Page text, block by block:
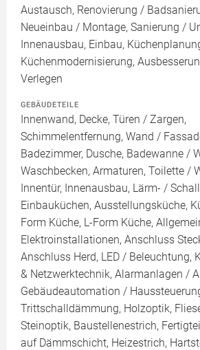
Austausch, Renovierung /
Neueinbau / Montage, Sanierung /
Innenausbau, Einbau,
Küchenmodernisierung,
Verlegen
GEBÄUDETEILE
Innenwand, Decke, Türen / Zargen,
Schimmelentfernung, Wand /
Badezimmer, Dusche, Badewanne /
Waschbecken, Armaturen, Toilette /
Innentür, Innenausbau, Lärm- /
Einbauküchen, Ausstellungsküche,
Form Küche, L-Form Küche,
Elektroinstallationen, Anschluss
Anschluss Herd, LED / Beleuchtung,
& Netzwerktechnik, Alarmanlagen /
Gebäudeautomation /
Trittschalldämmung, Holzoptik,
Steinoptik, Baustellenestrich,
auf Dämmschicht, Heizestrich,